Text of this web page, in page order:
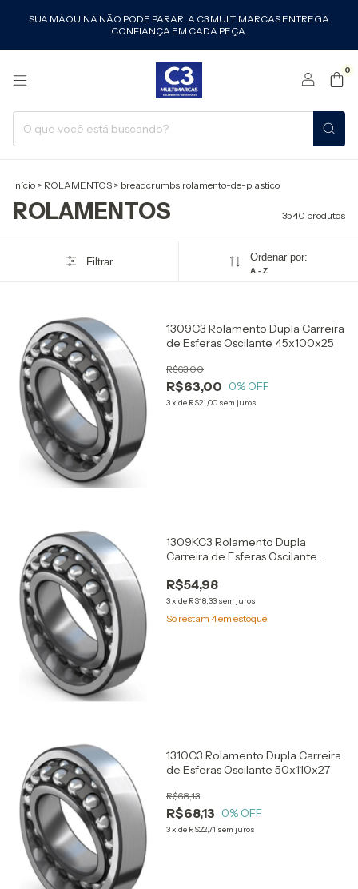
SUA MÁQUINA NÃO PODE PARAR. A C3 MULTIMARCAS ENTREGA
CONFIANÇA EM CADA PEÇA.
0
Início > ROLAMENTOS > breadcrumbs.rolamento-de-plastico
ROLAMENTOS 3540 produtos
Filtrar Ordenar por:
A - Z
1309C3 Rolamento Dupla Carreira
de Esferas Oscilante 45x100x25
R$63,00
R$63,00
0% OFF
3x de R$21,00 sem juros
1309KC3 Rolamento Dupla
Carreira de Esferas Oscilante
R$54,98
3x de R$18,33 sem juros
Só restam 4em estoque!
1310C3 Rolamento Dupla Carreira
de Esferas Oscilante 50x110x27
R$68,13
R$68,13
0% OFF
3x de R$22,71 sem juros